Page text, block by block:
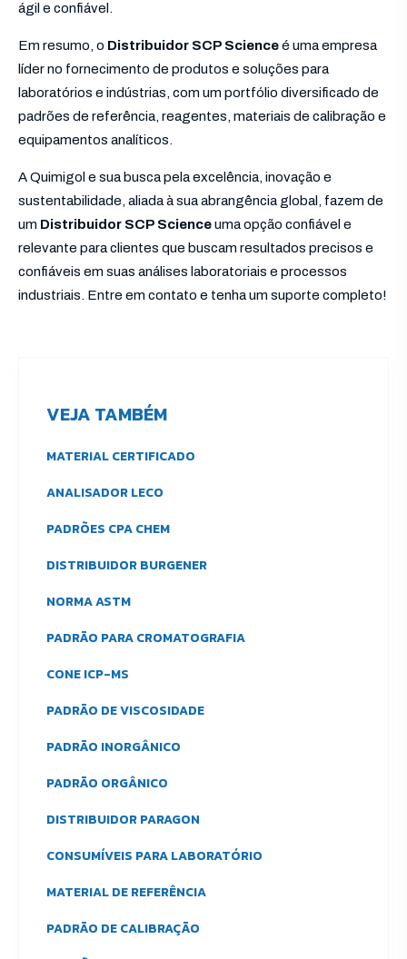
ágil e confiável.
Em resumo, o Distribuidor SCP Scienceé uma empresa
líder no fornecimento de produtos e soluções para
laboratórios e indústrias, com um portfólio diversificado de
padrões de referência, reagentes, materiais de calibração e
equipamentos analíticos.
A Quimigol e sua busca pela excelência, inovação e
sustentabilidade, aliada à sua abrangência global, fazem de
um Distribuidor SCP Scienceuma opção confiável e
relevante para clientes que buscam resultados precisos e
confiáveis em suas análises laboratoriais e processos
industriais. Entre em contato e tenha um suporte completo!
VEJA TAMBÉM
MATERIAL CERTIFICADO
ANALISADOR LECO
PADRÕES CPA CHEM
DISTRIBUIDOR BURGENER
NORMA ASTM
PADRÃO PARA CROMATOGRAFIA
CONE ICP-MS
PADRÃO DE VISCOSIDADE
PADRÃO INORGÂNICO
PADRÃO ORGÂNICO
DISTRIBUIDOR PARAGON
CONSUMÍVEIS PARA LABORATÓRIO
MATERIAL DE REFERÊNCIA
PADRÃO DE CALIBRAÇÃO